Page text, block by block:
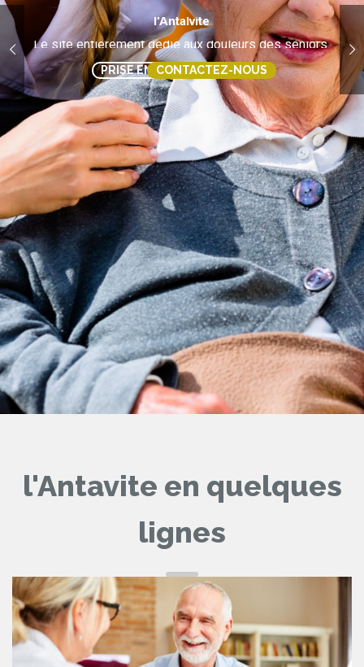
l'Antalvite
Le site entièrement dédié aux douleurs des séniors.
PRISE EN CHARGECONTACTEZ-NOUS
l'Antavite en quelques
lignes